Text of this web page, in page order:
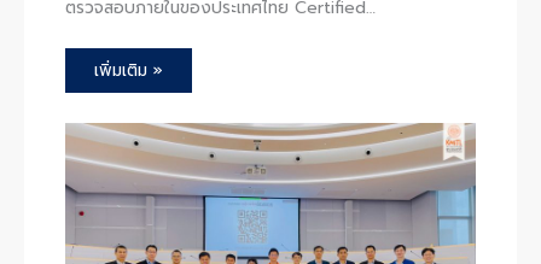
ตรวจสอบภายในของประเทศไทย Certified…
เพิ่มเติม »